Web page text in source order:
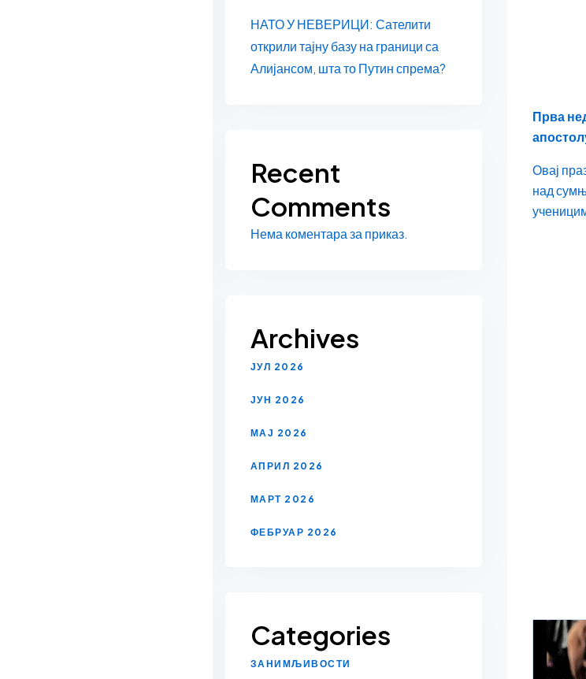
Прва
Овај
над
НАТО У НЕВЕРИЦИ: Сателити
открили тајну базу на граници са
Алијансом, шта то Путин спрема?
Recent
Comments
Нема коментара за приказ.
Archives
ЈУЛ 2026
ЈУН 2026
МАЈ 2026
АПРИЛ 2026
МАРТ 2026
ФЕБРУАР 2026
Categories
ЗАНИМЉИВОСТИ